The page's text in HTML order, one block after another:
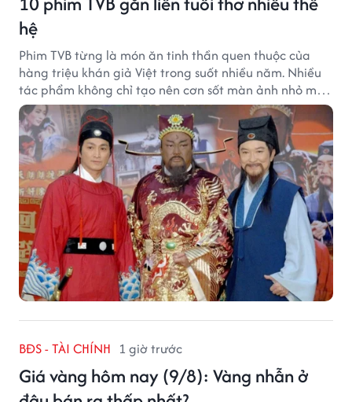
hệ
Phim TVB từng là món ăn tinh thần quen thuộc của
hàng triệu khán giả Việt trong suốt nhiều năm. Nhiều
tác phẩm không chỉ tạo nên cơn sốt màn ảnh nhỏ mà
còn trở thành ký ức khó quên của cả một thế hệ.
BĐS - TÀI CHÍNH 1 giờ trước
Giá vàng hôm nay (9/8): Vàng nhẫn ở